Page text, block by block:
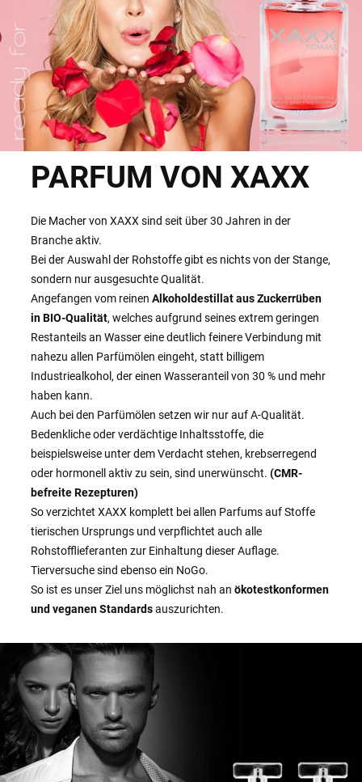
PARFUM VON XAXX
Die Macher von XAXX sind seit über 30 Jahren in der
Branche aktiv.
Bei der Auswahl der Rohstoffe gibt es nichts von der Stange,
sondern nur ausgesuchte Qualität.
Angefangen vom reinenAlkoholdestillat aus Zuckerrüben
in BIO-Qualität, welches aufgrund seines extrem geringen
Restanteils an Wasser eine deutlich feinere Verbindung mit
nahezu allen Parfümölen eingeht, statt billigem
Industriealkohol, der einen Wasseranteil von 30 % und mehr
haben kann.
Auch bei den Parfümölen setzen wir nur auf A-Qualität.
Bedenkliche oder verdächtige Inhaltsstoffe, die
beispielsweise unter dem Verdacht stehen, krebserregend
oder hormonell aktiv zu sein, sind unerwünscht.(CMR-
befreite Rezepturen)
So verzichtet XAXX komplett bei allen Parfums auf Stoffe
tierischen Ursprungs und verpflichtet auch alle
Rohstofflieferanten zur Einhaltung dieser Auflage.
Tierversuche sind ebenso ein NoGo.
So ist es unser Ziel uns möglichst nah anökotestkonformen
und veganen Standardsauszurichten.